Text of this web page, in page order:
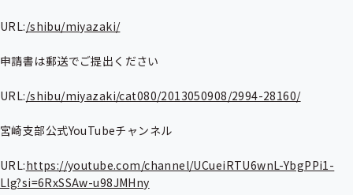
URL:/shibu/miyazaki/
申請書は郵送でご提出ください
URL:/shibu/miyazaki/cat080/2013050908/2994-28160/
宮崎支部公式YouTubeチャンネル
URL:https://youtube.com/channel/UCueiRTU6wnL-YbgPPi1-
Llg?si=6RxSSAw-u98JMHny